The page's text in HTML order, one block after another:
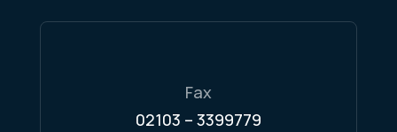
Fax
02103 – 3399779